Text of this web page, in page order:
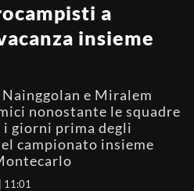
a
insieme
e Miralem
nonostante le squadre
giorni prima degli
campionato insieme
11:01